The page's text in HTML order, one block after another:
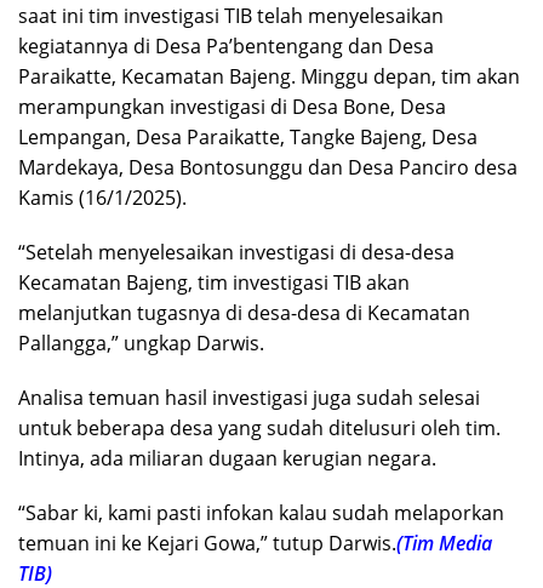
saat ini tim investigasi TIB telah menyelesaikan
kegiatannya di Desa Pa’bentengang dan Desa
Paraikatte, Kecamatan Bajeng. Minggu depan, tim akan
merampungkan investigasi di Desa Bone, Desa
Lempangan, Desa Paraikatte, Tangke Bajeng, Desa
Mardekaya, Desa Bontosunggu dan Desa Panciro desa
Kamis (16/1/2025).
“Setelah menyelesaikan investigasi di desa-desa
Kecamatan Bajeng, tim investigasi TIB akan
melanjutkan tugasnya di desa-desa di Kecamatan
Pallangga,” ungkap Darwis.
Analisa temuan hasil investigasi juga sudah selesai
untuk beberapa desa yang sudah ditelusuri oleh tim.
Intinya, ada miliaran dugaan kerugian negara.
“Sabar ki, kami pasti infokan kalau sudah melaporkan
temuan ini ke Kejari Gowa,” tutup Darwis.(Tim Media
TIB)